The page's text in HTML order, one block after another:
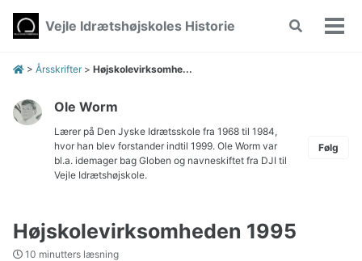
Skip
navigation
Skip
Skip
Vejle Idrætshøjskoles Historie
Toggle Vis/
> Årsskrifter > Højskolevirksomhe...
Ole Worm
Lærer på Den Jyske Idrætsskole fra 1968 til 1984,
hvor han blev forstander indtil 1999. Ole Worm var
bl.a. idemager bag Globen og navneskiftet fra DJI til
Vejle Idrætshøjskole.
Følg
Højskolevirksomheden 1995
10 minutters læsning